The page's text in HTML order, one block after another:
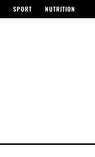
SPORT NUTRITION